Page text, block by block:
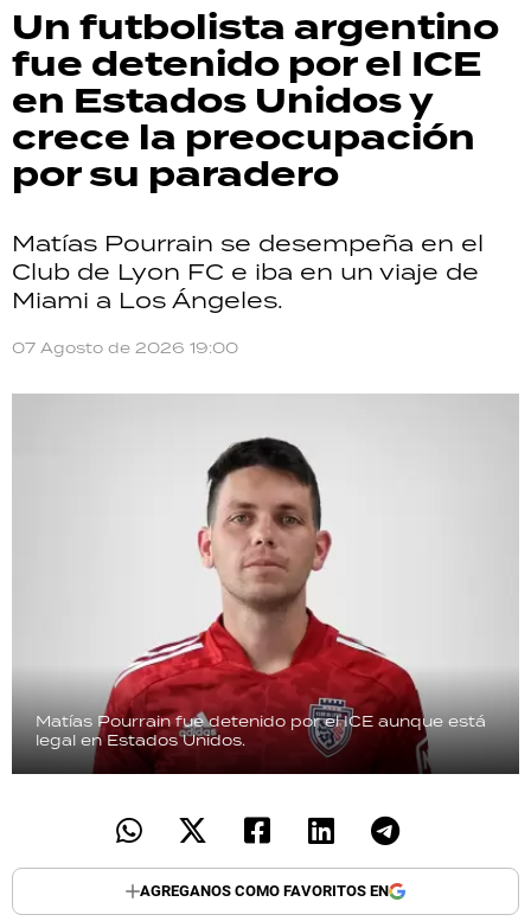
Un futbolista argentino
fue detenido por el ICE
en Estados Unidos y
crece la preocupación
por su paradero
Matías Pourrain se desempeña en el
Club de Lyon FC e iba en un viaje de
Miami a Los Ángeles.
07 Agosto de 2026 19:00
Matías Pourrain fue detenido por el ICE aunque está
legal en Estados Unidos.
AGREGANOS COMO FAVORITOS EN